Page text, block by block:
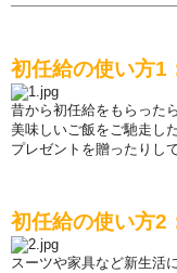
初任給の使い方1
昔から初任給をもらったら
美味しいご飯をご馳走した
プレゼントを贈ったりし
初任給の使い方2
スーツや家具など新生活